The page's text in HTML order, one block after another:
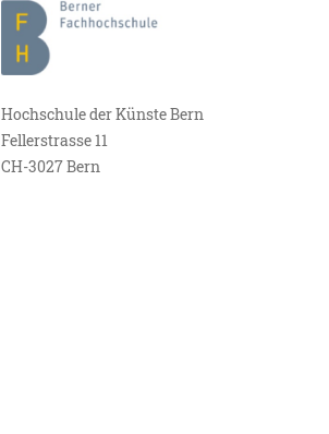
Hochschule der Künste Bern
Fellerstrasse 11
CH-3027 Bern